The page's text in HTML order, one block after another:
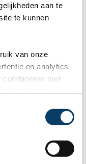
aan te
te kunnen
van onze
en analytics
combineren met
te vinden in de
om de
het Lüderitz
het
spot je als je
dolfijnen en